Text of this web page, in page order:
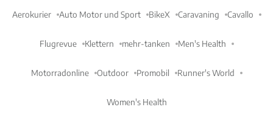
Aerokurier Auto Motor und Sport BikeX Caravaning Cavallo
Flugrevue Klettern mehr-tanken Men's Health
Motorradonline Outdoor Promobil Runner's World
Women's Health